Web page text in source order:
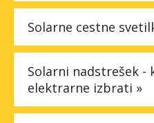
Solarne cestne
Solarni nadstrešek -
elektrarne izbrati »